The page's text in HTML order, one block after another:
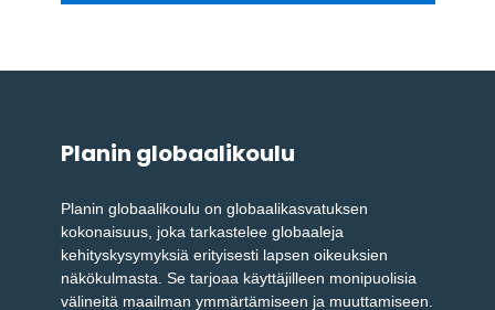
Planin globaalikoulu
Planin globaalikoulu on globaalikasvatuksen
kokonaisuus, joka tarkastelee globaaleja
kehityskysymyksiä erityisesti lapsen oikeuksien
näkökulmasta. Se tarjoaa käyttäjilleen monipuolisia
välineitä maailman ymmärtämiseen ja muuttamiseen.